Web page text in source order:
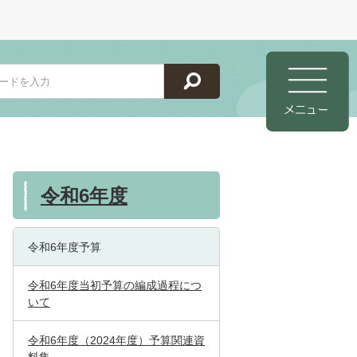
令和6年度
令和6年度予算
令和6年度当初予算の編成過程につ
いて
令和6年度（2024年度）予算関連資